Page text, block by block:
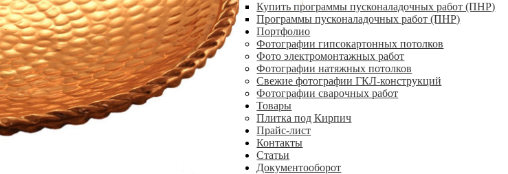
Купить программы пусконаладочных работ (ПНР)
Программы пусконаладочных работ (ПНР)
Портфолио
Фотографии гипсокартонных потолков
Фото электромонтажных работ
Фотографии натяжных потолков
Свежие фотографии ГКЛ-конструкций
Фотографии сварочных работ
Товары
Плитка под Кирпич
Прайс-лист
Контакты
Статьи
Документооборот